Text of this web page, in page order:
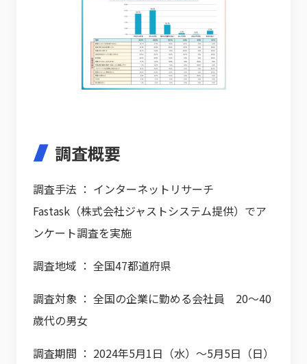
調査概要
調査手法 ： インターネットリサーチ
Fastask（株式会社ジャストシステム提供）でア
ンケート調査を実施
調査地域 ： 全国47都道府県
調査対象 ： 全国の企業に勤める会社員 20～40
歳代の男女
調査期間 ： 2024年5月1日（水）～5月5日（日）